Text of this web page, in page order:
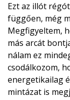
Ezt az illót
függően, még
Megfigyeltem,
más arcát
nálam ez
csodálkozom,
energetikailag
mintázat is